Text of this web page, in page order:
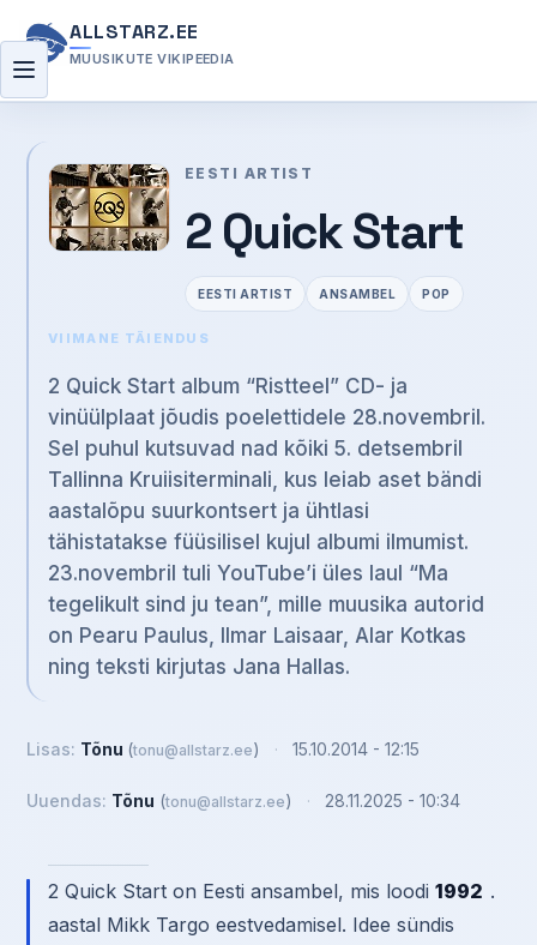
ALLSTARZ.EE
MUUSIKUTE VIKIPEEDIA
Menüü
EESTI ARTIST
2 Quick Start
EESTI ARTIST ANSAMBEL POP
VIIMANE TÄIENDUS
2 Quick Start album “Ristteel” CD- ja
vinüülplaat jõudis poelettidele 28.novembril.
Sel puhul kutsuvad nad kõiki 5. detsembril
Tallinna Kruiisiterminali, kus leiab aset bändi
aastalõpu suurkontsert ja ühtlasi
tähistatakse füüsilisel kujul albumi ilmumist.
23.novembril tuli YouTube’i üles laul “Ma
tegelikult sind ju tean”, mille muusika autorid
on Pearu Paulus, Ilmar Laisaar, Alar Kotkas
ning teksti kirjutas Jana Hallas.
Lisas: Tõnu (tonu@allstarz.ee) · 15.10.2014 - 12:15
Uuendas: Tõnu (tonu@allstarz.ee) · 28.11.2025 - 10:34
2 Quick Start on Eesti ansambel, mis loodi 1992 .
aastal Mikk Targo eestvedamisel. Idee sündis